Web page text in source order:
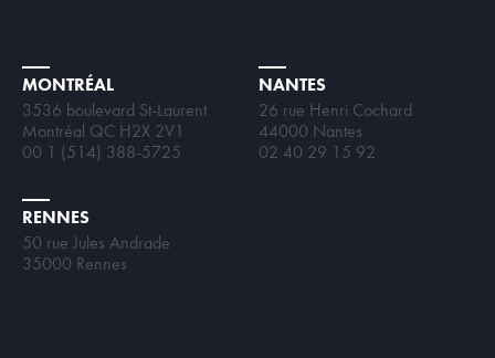
MONTRÉAL
3536 boulevard St-Laurent
Montréal QC H2X 2V1
00 1 (514) 388-5725
NANTES
26 rue Henri Cochard
44000 Nantes
02 40 29 15 92
RENNES
50 rue Jules Andrade
35000 Rennes